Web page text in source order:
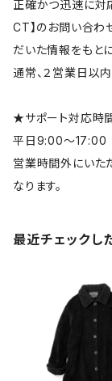
正確かつ迅速に対
CT】のお問い合わ
だいた情報をもと
通常、２営業日以
★サポート対応時
平日9:00～17:00
営業時間外にいた
なります。
最近チェックし